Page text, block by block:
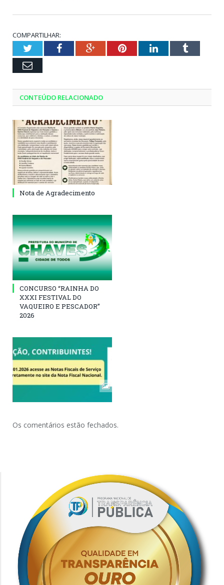
COMPARTILHAR:
TwitterFacebookGoogle+PinterestLinkedInTumblr
Email
CONTEÚDO RELACIONADO
Nota de Agradecimento
CONCURSO “RAINHA DO
XXXI FESTIVAL DO
VAQUEIRO E PESCADOR”
2026
Os comentários estão fechados.